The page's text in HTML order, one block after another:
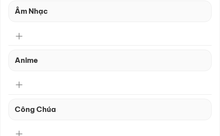
Âm Nhạc
Anime
Công Chúa